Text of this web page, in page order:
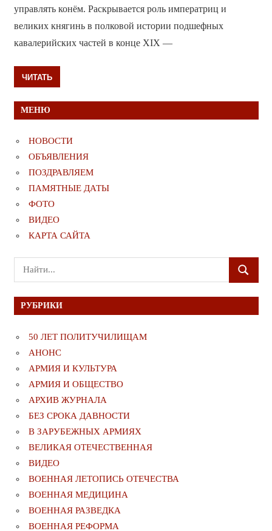
управлять конём. Раскрывается роль императриц и
великих княгинь в полковой истории подшефных
кавалерийских частей в конце XIX —
ЧИТАТЬ
МЕНЮ
НОВОСТИ
ОБЪЯВЛЕНИЯ
ПОЗДРАВЛЯЕМ
ПАМЯТНЫЕ ДАТЫ
ФОТО
ВИДЕО
КАРТА САЙТА
Поиск
для:
ПОИСК
РУБРИКИ
50 ЛЕТ ПОЛИТУЧИЛИЩАМ
АНОНС
АРМИЯ И КУЛЬТУРА
АРМИЯ И ОБЩЕСТВО
АРХИВ ЖУРНАЛА
БЕЗ СРОКА ДАВНОСТИ
В ЗАРУБЕЖНЫХ АРМИЯХ
ВЕЛИКАЯ ОТЕЧЕСТВЕННАЯ
ВИДЕО
ВОЕННАЯ ЛЕТОПИСЬ ОТЕЧЕСТВА
ВОЕННАЯ МЕДИЦИНА
ВОЕННАЯ РАЗВЕДКА
ВОЕННАЯ РЕФОРМА